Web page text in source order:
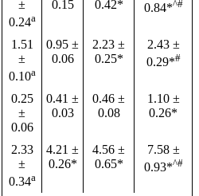
±
0.24а
0.15
0.42*
0.84*^#
1.51
±
0.10а
0.95 ±
0.06
2.23 ±
0.25*
2.43 ±
0.29*#
0.25
±
0.06
0.41 ±
0.03
0.46 ±
0.08
1.10 ±
0.26*
2.33
±
0.34а
4.21 ±
0.26*
4.56 ±
0.65*
7.58 ±
0.93*^#